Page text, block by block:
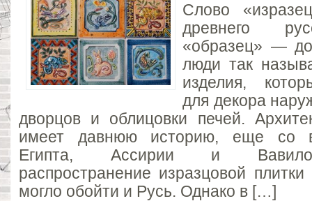
Слово
древнего
«образец» —
люди так
изделия,
для декора
дворцов и облицовки печей.
имеет давнюю историю, еще со
Египта, Ассирии и
распространение изразцовой
могло обойти и Русь. Однако в […]